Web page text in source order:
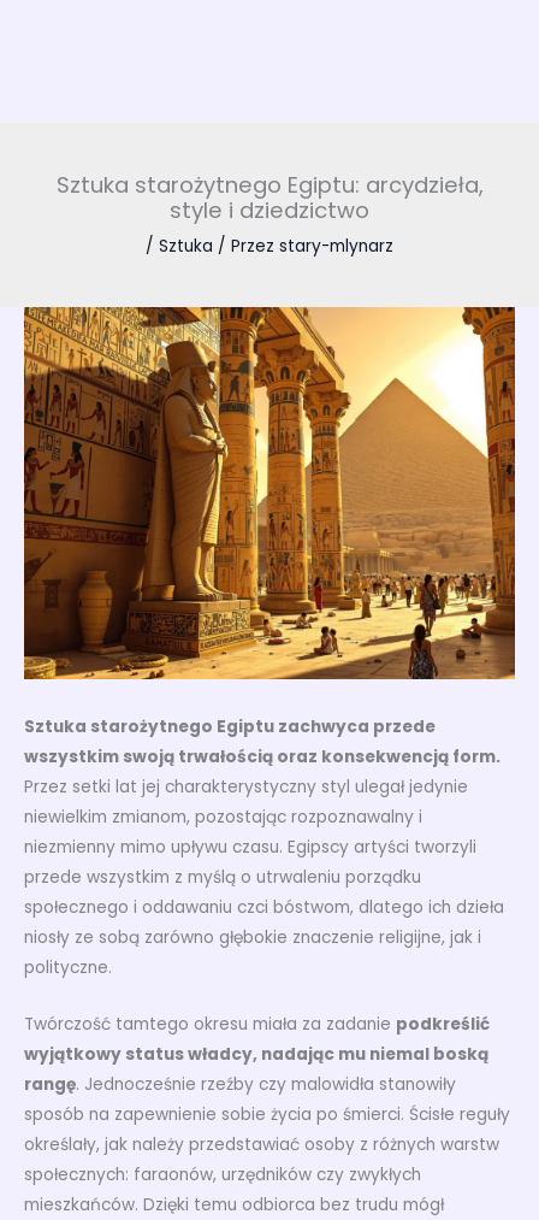
Sztuka starożytnego Egiptu: arcydzieła,
style i dziedzictwo
/ Sztuka / Przez stary-mlynarz
Sztuka starożytnego Egiptu zachwyca przede
wszystkim swoją trwałością oraz konsekwencją form.
Przez setki lat jej charakterystyczny styl ulegał jedynie
niewielkim zmianom, pozostając rozpoznawalny i
niezmienny mimo upływu czasu. Egipscy artyści tworzyli
przede wszystkim z myślą o utrwaleniu porządku
społecznego i oddawaniu czci bóstwom, dlatego ich dzieła
niosły ze sobą zarówno głębokie znaczenie religijne, jak i
polityczne.
Twórczość tamtego okresu miała za zadanie podkreślić
wyjątkowy status władcy, nadając mu niemal boską
rangę. Jednocześnie rzeźby czy malowidła stanowiły
sposób na zapewnienie sobie życia po śmierci. Ścisłe reguły
określały, jak należy przedstawiać osoby z różnych warstw
społecznych: faraonów, urzędników czy zwykłych
mieszkańców. Dzięki temu odbiorca bez trudu mógł